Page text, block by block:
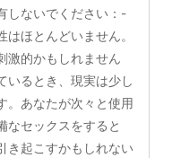
しないでください：-
ほとんどいません。
激的かもしれません
いるとき、現実は少し
。あなたが次々と使用
なセックスをすると
き起こすかもしれない